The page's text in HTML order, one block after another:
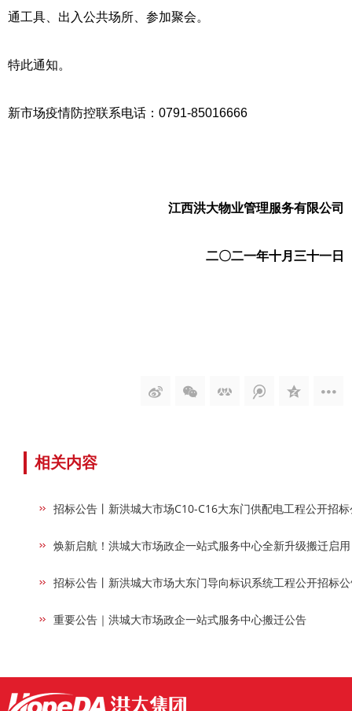
通工具、出入公共场所、参加聚会。
特此通知。
新市场疫情防控联系电话：0791-85016666
江西洪大物业管理服务有限公司
二〇二一年十月三十一日
相关内容
招标公告丨新洪城大市场C10-C16大东门供配电工程公开招
焕新启航！洪城大市场政企一站式服务中心全新升级搬迁启用
招标公告丨新洪城大市场大东门导向标识系统工程公开招标
重要公告｜洪城大市场政企一站式服务中心搬迁公告